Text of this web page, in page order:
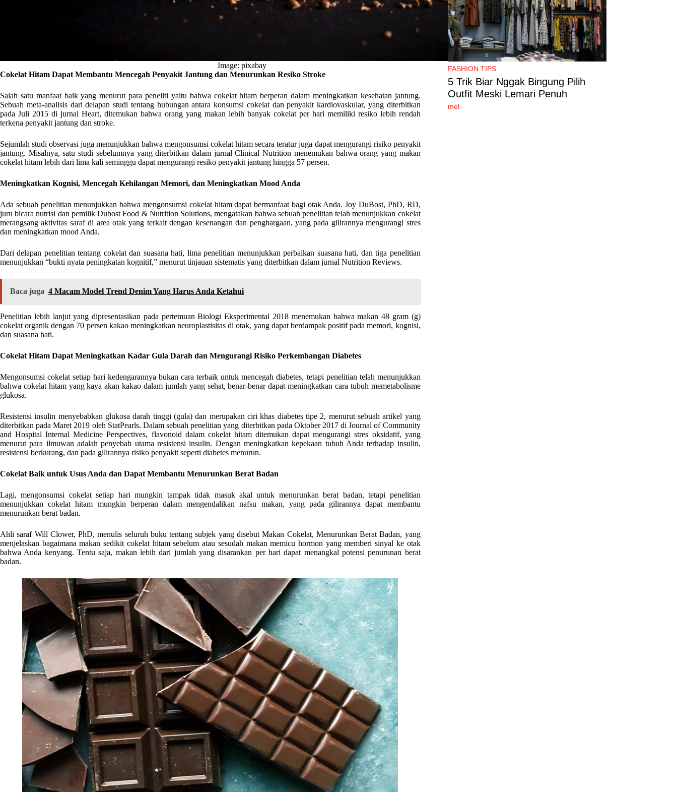
Image: pixabay
Cokelat Hitam Dapat Membantu Mencegah Penyakit Jantung dan Menurunkan Resiko Stroke
Salah satu manfaat baik yang menurut para peneliti yaitu bahwa cokelat hitam berperan dalam meningkatkan kesehatan jantung.
Sebuah meta-analisis dari delapan studi tentang hubungan antara konsumsi cokelat dan penyakit kardiovaskular, yang diterbitkan
pada Juli 2015 di jurnal Heart, ditemukan bahwa orang yang makan lebih banyak cokelat per hari memiliki resiko lebih rendah
terkena penyakit jantung dan stroke.
Sejumlah studi observasi juga menunjukkan bahwa mengonsumsi cokelat hitam secara teratur juga dapat mengurangi risiko penyakit
jantung. Misalnya, satu studi sebelumnya yang diterbitkan dalam jurnal Clinical Nutrition menemukan bahwa orang yang makan
cokelat hitam lebih dari lima kali seminggu dapat mengurangi resiko penyakit jantung hingga 57 persen.
Meningkatkan Kognisi, Mencegah Kehilangan Memori, dan Meningkatkan Mood Anda
Ada sebuah penelitian menunjukkan bahwa mengonsumsi cokelat hitam dapat bermanfaat bagi otak Anda. Joy DuBost, PhD, RD,
juru bicara nutrisi dan pemilik Dubost Food & Nutrition Solutions, mengatakan bahwa sebuah penelitian telah menunjukkan cokelat
merangsang aktivitas saraf di area otak yang terkait dengan kesenangan dan penghargaan, yang pada gilirannya mengurangi stres
dan meningkatkan mood Anda.
Dari delapan penelitian tentang cokelat dan suasana hati, lima penelitian menunjukkan perbaikan suasana hati, dan tiga penelitian
menunjukkan “bukti nyata peningkatan kognitif,” menurut tinjauan sistematis yang diterbitkan dalam jurnal Nutrition Reviews.
Baca juga 4 Macam Model Trend Denim Yang Harus Anda Ketahui
Penelitian lebih lanjut yang dipresentasikan pada pertemuan Biologi Eksperimental 2018 menemukan bahwa makan 48 gram (g)
cokelat organik dengan 70 persen kakao meningkatkan neuroplastisitas di otak, yang dapat berdampak positif pada memori, kognisi,
dan suasana hati.
Cokelat Hitam Dapat Meningkatkan Kadar Gula Darah dan Mengurangi Risiko Perkembangan Diabetes
Mengonsumsi cokelat setiap hari kedengarannya bukan cara terbaik untuk mencegah diabetes, tetapi penelitian telah menunjukkan
bahwa cokelat hitam yang kaya akan kakao dalam jumlah yang sehat, benar-benar dapat meningkatkan cara tubuh memetabolisme
glukosa.
Resistensi insulin menyebabkan glukosa darah tinggi (gula) dan merupakan ciri khas diabetes tipe 2, menurut sebuah artikel yang
diterbitkan pada Maret 2019 oleh StatPearls. Dalam sebuah penelitian yang diterbitkan pada Oktober 2017 di Journal of Community
and Hospital Internal Medicine Perspectives, flavonoid dalam cokelat hitam ditemukan dapat mengurangi stres oksidatif, yang
menurut para ilmuwan adalah penyebab utama resistensi insulin. Dengan meningkatkan kepekaan tubuh Anda terhadap insulin,
resistensi berkurang, dan pada gilirannya risiko penyakit seperti diabetes menurun.
Cokelat Baik untuk Usus Anda dan Dapat Membantu Menurunkan Berat Badan
Lagi, mengonsumsi cokelat setiap hari mungkin tampak tidak masuk akal untuk menurunkan berat badan, tetapi penelitian
menunjukkan cokelat hitam mungkin berperan dalam mengendalikan nafsu makan, yang pada gilirannya dapat membantu
menurunkan berat badan.
Ahli saraf Will Clower, PhD, menulis seluruh buku tentang subjek yang disebut Makan Cokelat, Menurunkan Berat Badan, yang
menjelaskan bagaimana makan sedikit cokelat hitam sebelum atau sesudah makan memicu hormon yang memberi sinyal ke otak
bahwa Anda kenyang. Tentu saja, makan lebih dari jumlah yang disarankan per hari dapat menangkal potensi penurunan berat
badan.
FASHION TIPS
5 Trik Biar Nggak Bingung Pilih
Outfit Meski Lemari Penuh
mel